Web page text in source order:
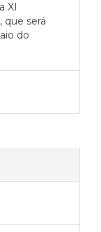
XI
que será
do